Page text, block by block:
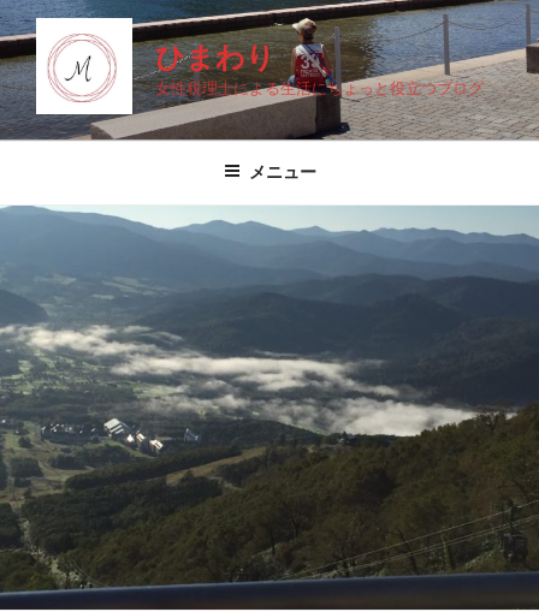
コ
ン
テ
ン
ツ
キ
ひまわり
女性税理士による生活にちょっと役立つブログ
メニュー